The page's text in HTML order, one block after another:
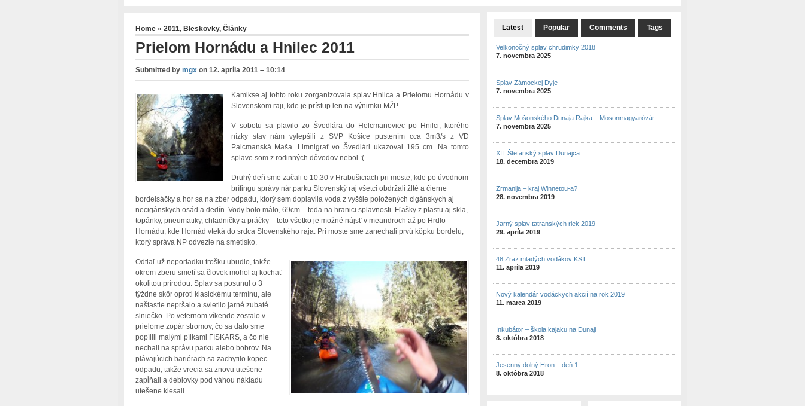
Home » 2011, Bleskovky, Články
Prielom Hornádu a Hnilec 2011
Submitted by mgxon 12. apríla 2011 – 10:14
Kamikse aj tohto roku zorganizovala splav Hnilca a Prielomu Hornádu v
Slovenskom raji, kde je prístup len na výnimku MŽP.
V sobotu sa plavilo zo Švedlára do Helcmanoviec po Hnilci, ktorého
nízky stav nám vylepšili z SVP Košice pustením cca 3m3/s z VD
Palcmanská Maša. Limnigraf vo Švedlári ukazoval 195 cm. Na tomto
splave som z rodinných dôvodov nebol :(.
Druhý deň sme začali o 10.30 v Hrabušiciach pri moste, kde po úvodnom
brífingu správy nár.parku Slovenský raj všetci obdržali žlté a čierne
bordelsáčky a hor sa na zber odpadu, ktorý sem doplavila voda z vyššie položených cigánskych aj
necigánskych osád a dedín. Vody bolo málo, 69cm – teda na hranici splavnosti. Fľašky z plastu aj skla,
topánky, pneumatiky, chladničky a práčky – toto všetko je možné nájsť v meandroch až po Hrdlo
Hornádu, kde Hornád vteká do srdca Slovenského raja. Pri moste sme zanechali prvú kôpku bordelu,
ktorý správa NP odvezie na smetisko.
Odtiaľ už neporiadku trošku ubudlo, takže
okrem zberu smetí sa človek mohol aj kochať
okolitou prírodou. Splav sa posunul o 3
týždne skôr oproti klasickému termínu, ale
naštastie nepršalo a svietilo jarné zubaté
slniečko. Po veternom víkende zostalo v
prielome zopár stromov, čo sa dalo sme
popílili malými pílkami FISKARS, a čo nie
nechali na správu parku alebo bobrov. Na
plávajúcich bariérach sa zachytilo kopec
odpadu, takže vrecia sa znovu utešene
zapĺňali a deblovky pod váhou nákladu
utešene klesali.
Latest Popular Comments Tags
Velkonočný splav chrudimky 2018
7. novembra 2025
Splav Zámockej Dyje
7. novembra 2025
Splav Mošonského Dunaja Rajka – Mosonmagyaróvár
7. novembra 2025
XII. Štefanský splav Dunajca
18. decembra 2019
Zrmanija – kraj Winnetou-a?
28. novembra 2019
Jarný splav tatranských riek 2019
29. apríla 2019
48 Zraz mladých vodákov KST
11. apríla 2019
Nový kalendár vodáckych akcií na rok 2019
11. marca 2019
Inkubátor – škola kajaku na Dunaji
8. októbra 2018
Jesenný dolný Hron – deň 1
8. októbra 2018